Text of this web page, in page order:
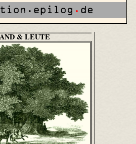
& LEUTE